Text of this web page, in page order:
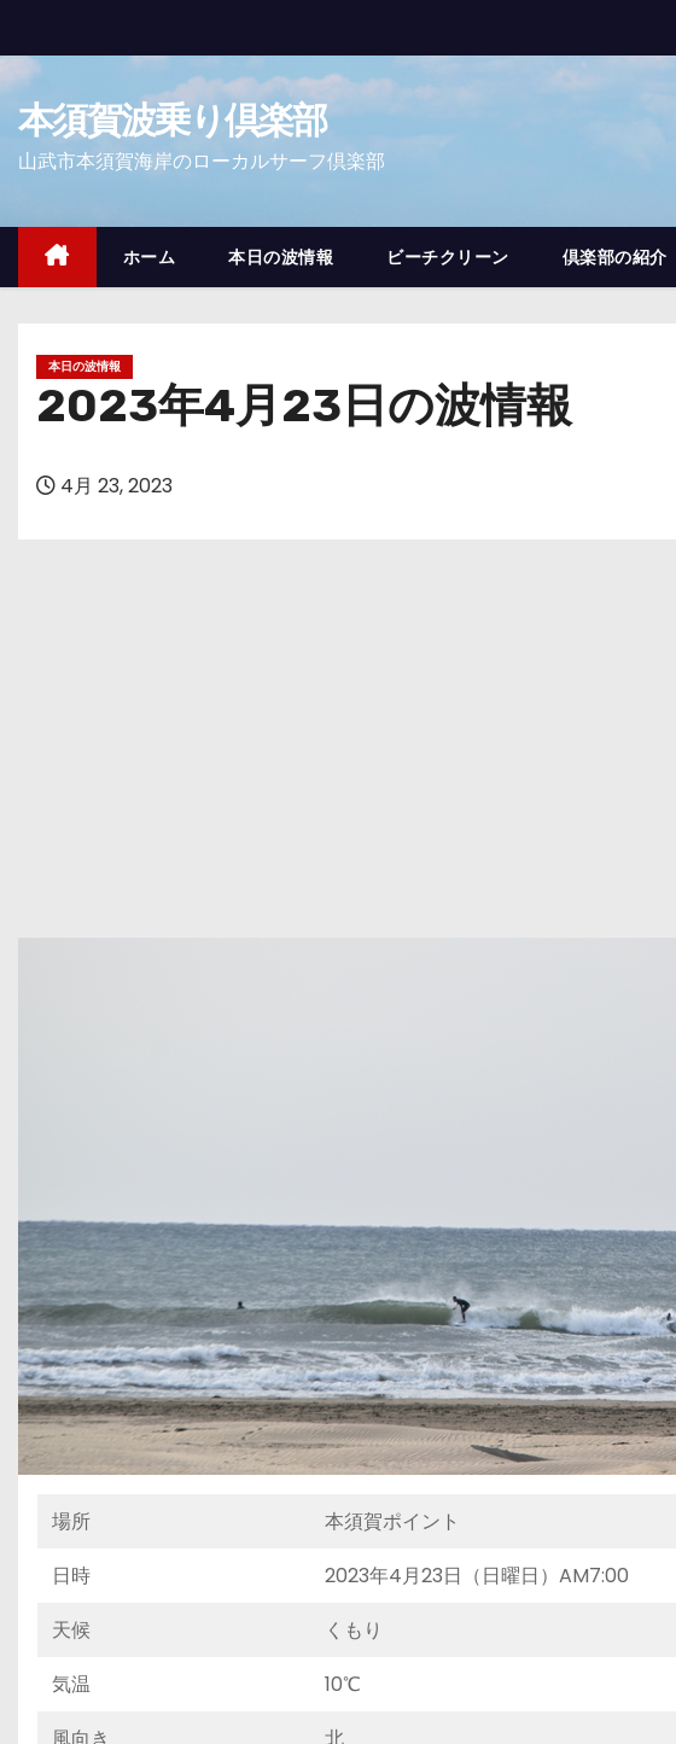
ン
テ
ッ
本須賀波乗り倶楽部
山武市本須賀海岸のローカルサーフ倶楽部
ホーム 本日の波情報 ビーチクリーン 倶楽部の紹介
本日の波情報
2023年4月23日の波情報
4月 23, 2023
場所
本須賀ポイント
日時
2023年4月23日（日曜日）AM7:00
天候
くもり
気温
10℃